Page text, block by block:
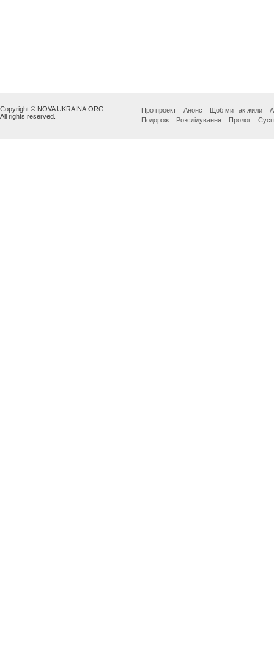
Copyright © NOVA UKRAINA.ORG
All rights reserved.
Про проект Анонс Щоб ми так жили
Подорож
Розслідування Пролог